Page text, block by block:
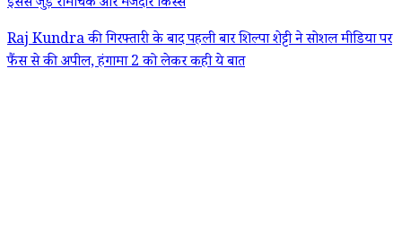
Raj Kundra की गिरफ्तारी के बाद पहली बार शिल्पा शेट्टी ने सोशल मीडिया पर
फैंस से की अपील, हंगामा 2 को लेकर कही ये बात